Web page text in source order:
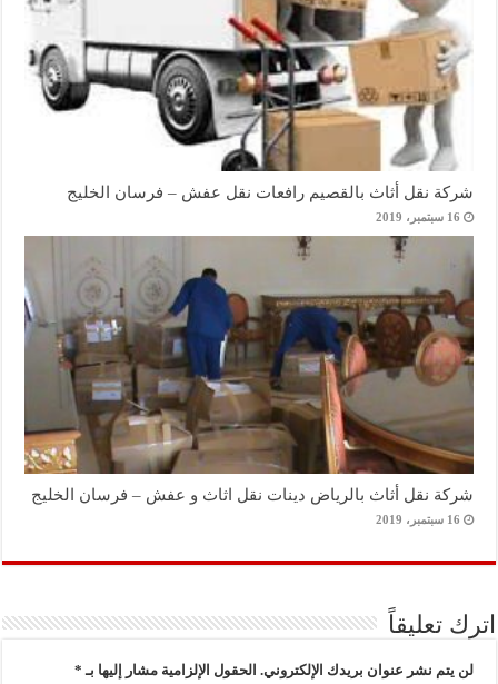
شركة نقل أثاث بالقصيم رافعات نقل عفش – فرسان الخليج
16 سبتمبر، 2019
شركة نقل أثاث بالرياض دينات نقل اثاث و عفش – فرسان الخليج
16 سبتمبر، 2019
اترك تعليقاً
لن يتم نشر عنوان بريدك الإلكتروني. الحقول الإلزامية مشار إليها بـ *